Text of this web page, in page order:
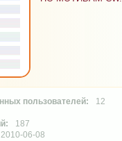
12
187
2010-06-08